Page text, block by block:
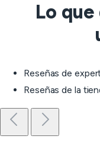
Lo
Reseñas de
Reseñas de la